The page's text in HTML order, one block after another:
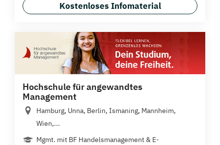
Kostenloses Infomaterial
Hochschule für angewandtes
Management
Hamburg, Unna, Berlin, Ismaning, Mannheim,
Wien,...
Mgmt. mit BF Handelsmanagement & E-